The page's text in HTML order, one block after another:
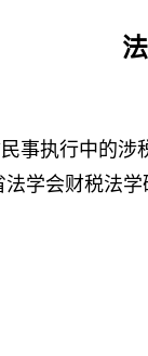
事执行中的
学会财税法